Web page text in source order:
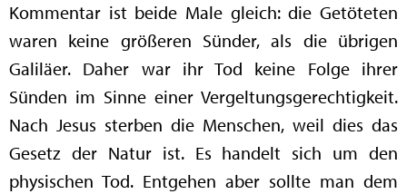
Kommentar ist beide Male gleich: die Getöteten
waren keine größeren Sünder, als die übrigen
Galiläer. Daher war ihr Tod keine Folge ihrer
Sünden im Sinne einer Vergeltungsgerechtigkeit.
Nach Jesus sterben die Menschen, weil dies das
Gesetz der Natur ist. Es handelt sich um den
physischen Tod. Entgehen aber sollte man dem